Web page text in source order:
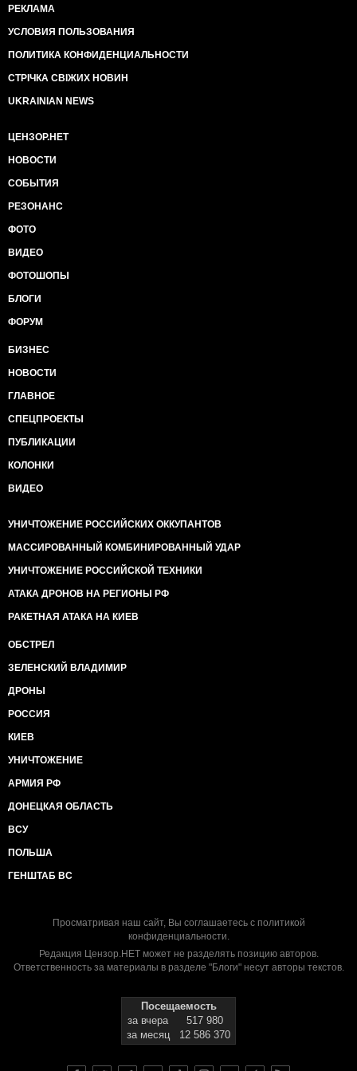
верстат - це інфляція, підвищення цін, зникнення
товарів. І все це в умовах, коли українці і так
бідніють із кожним днем, коли накопичені гривні -
єдина надія дожити до нової зарплати або нової
Якій владі вдасться втриматися після такого? Яка
втримається від спокуси захопити ще шматок
української території? Якщо влада почне друкувати
державу.
Західні партнери України це прекрасно
центрі програми, яку підтримує МВФ, і ця
голови Нацбанку" -
https://espreso.tv/news/2020/07/02/
семи
https://espreso.tv/news/2020/07/02/
під загрозу надійність реформ в Україні та їхню
підтримку. У перекладі з дипломатичної мови це
грошей МВФ зокрема.
інфляції, підвищення цін, зникнення товарів. Тільки
в ще більшому ступені зменшить купівельну
ступені доб'є українську економіку.
Ще кілька днів тому я був упевнений, що весь цей
Але, здається, він може відбутися вже влітку.
Портников , блог,
https://espreso.tv/article/2020/07/02/
https://censor.net/comments/locate/3205659/019214db-
2dda-7303-9a63-b0c942f9c6af
РЕКЛАМА
УСЛОВИЯ ПОЛЬЗОВАНИЯ
ПОЛИТИКА КОНФИДЕНЦИАЛЬНОСТИ
СТРІЧКА СВІЖИХ НОВИН
UKRAINIAN NEWS
ЦЕНЗОР.НЕТ
НОВОСТИ
СОБЫТИЯ
РЕЗОНАНС
ФОТО
ВИДЕО
ФОТОШОПЫ
БЛОГИ
ФОРУМ
БИЗНЕС
НОВОСТИ
ГЛАВНОЕ
СПЕЦПРОЕКТЫ
ПУБЛИКАЦИИ
КОЛОНКИ
ВИДЕО
УНИЧТОЖЕНИЕ РОССИЙСКИХ ОККУПАНТОВ
МАССИРОВАННЫЙ КОМБИНИРОВАННЫЙ УДАР
УНИЧТОЖЕНИЕ РОССИЙСКОЙ ТЕХНИКИ
АТАКА ДРОНОВ НА РЕГИОНЫ РФ
РАКЕТНАЯ АТАКА НА КИЕВ
ОБСТРЕЛ
ЗЕЛЕНСКИЙ ВЛАДИМИР
ДРОНЫ
РОССИЯ
КИЕВ
УНИЧТОЖЕНИЕ
АРМИЯ РФ
ДОНЕЦКАЯ ОБЛАСТЬ
ВСУ
ПОЛЬША
ГЕНШТАБ ВС
Просматривая наш сайт, Вы соглашаетесь с политикой
конфиденциальности.
Редакция Цензор.НЕТ может не разделять позицию авторов.
Ответственность за материалы в разделе "Блоги" несут авторы текстов.
Посещаемость
за вчера
517 980
за месяц
12 586 370